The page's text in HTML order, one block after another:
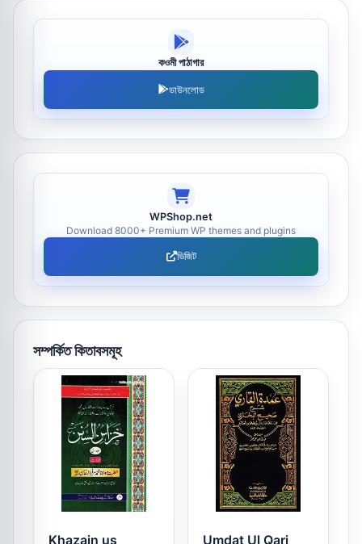
কওমী পাঠাগার
ডাউনলোড
WPShop.net
Download 8000+ Premium WP themes and plugins
ভিজিট
সম্পর্কিত কিতাবসমূহ
Khazain us
Umdat Ul Qari